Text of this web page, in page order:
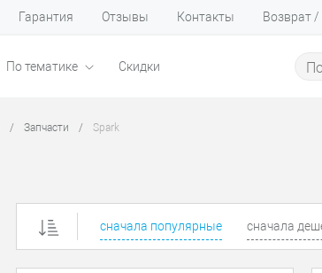
Гарантия Отзывы Контакты Возврат
По тематике Скидки
/ Запчасти / Spark
сначала популярные сначала